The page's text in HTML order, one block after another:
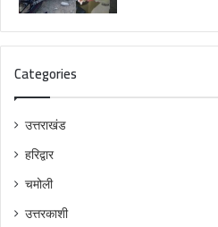
Categories
उत्तराखंड
हरिद्वार
चमोली
उत्तरकाशी